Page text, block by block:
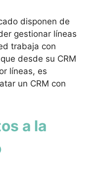
disponen de
gestionar líneas
trabaja con
desde su CRM
líneas, es
un CRM con
a la